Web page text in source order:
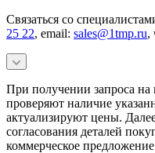
Связаться со
25 22, email: sales@1tmp.ru,
При получении запроса
проверяют наличие
актуализируют цены.
согласования деталей
коммерческое